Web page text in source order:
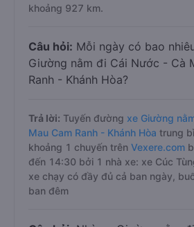
khoảng 927 km.
Câu hỏi: Mỗi ngày có bao
Giường nằm đi Cái Nước - Cà
Ranh - Khánh Hòa?
Trả lời: Tuyến đường xe Giường
Mau Cam Ranh - Khánh Hòa trung
khoảng 1 chuyến trên Vexere.com
đến 14:30 bởi 1 nhà xe: xe Cúc
xe chạy có đầy đủ cả ban ngày,
ban đêm